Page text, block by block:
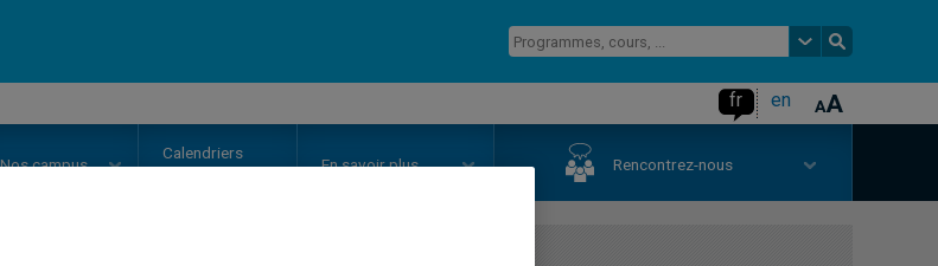
fr en
Noscampus
Calendriers
En savoir plus Rencontrez-nous